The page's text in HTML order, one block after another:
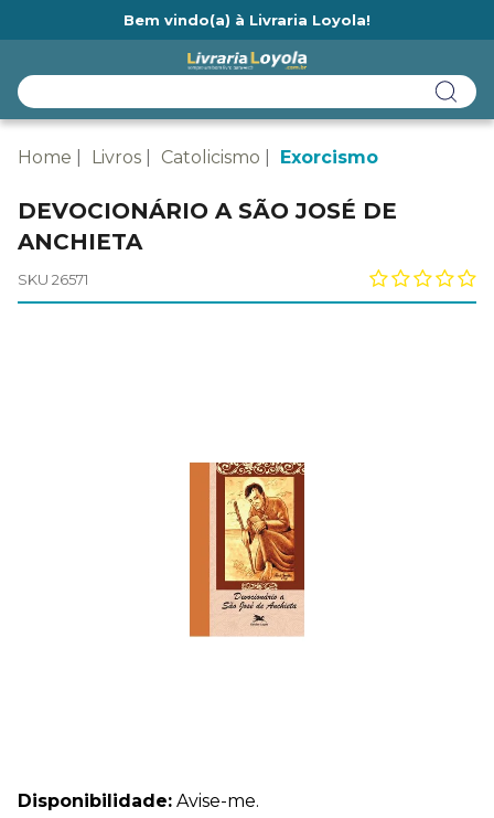
Bem vindo(a) à Livraria Loyola!
Home Livros Catolicismo Exorcismo
DEVOCIONÁRIO A SÃO JOSÉ DE
ANCHIETA
SKU 26571
Disponibilidade: Avise-me.